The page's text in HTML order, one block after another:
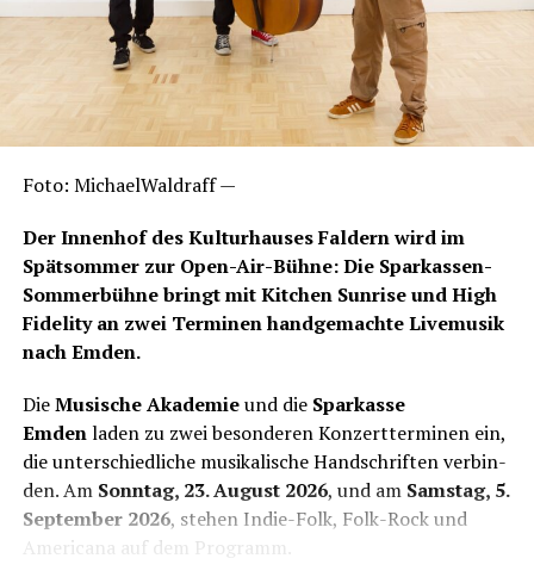
Foto: Michael­Wald­raff —
Der Innen­hof des Kul­tur­hau­ses Fald­ern wird im
Spät­som­mer zur Open-Air-Büh­ne: Die Spar­kas­sen-
Som­mer­büh­ne bringt mit Kit­chen Sun­ri­se und High
Fide­li­ty an zwei Ter­mi­nen hand­ge­mach­te Live­mu­sik
nach Emden.
DieMusi­sche Aka­de­mieund die Spar­kas­se
Emdenladen zu zwei beson­de­ren Kon­zert­ter­mi­nen ein,
die unter­schied­li­che musi­ka­li­sche Hand­schrif­ten ver­bin­
den. Am Sonn­tag, 23. August 2026, und am Sams­tag, 5.
Sep­tem­ber 2026, ste­hen Indie-Folk, Folk-Rock und
Ame­ri­ca­na auf dem Programm.